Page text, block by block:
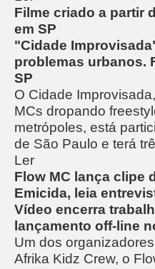
Filme criado a partir
em SP
"Cidade
problemas urbanos.
SP
O Cidade
MCs dropando
metrópoles, está
de São Paulo e terá
Ler
Flow MC lança clipe
Emicida, leia
Vídeo encerra
lançamento off-line
Um dos
Afrika Kidz Crew, o